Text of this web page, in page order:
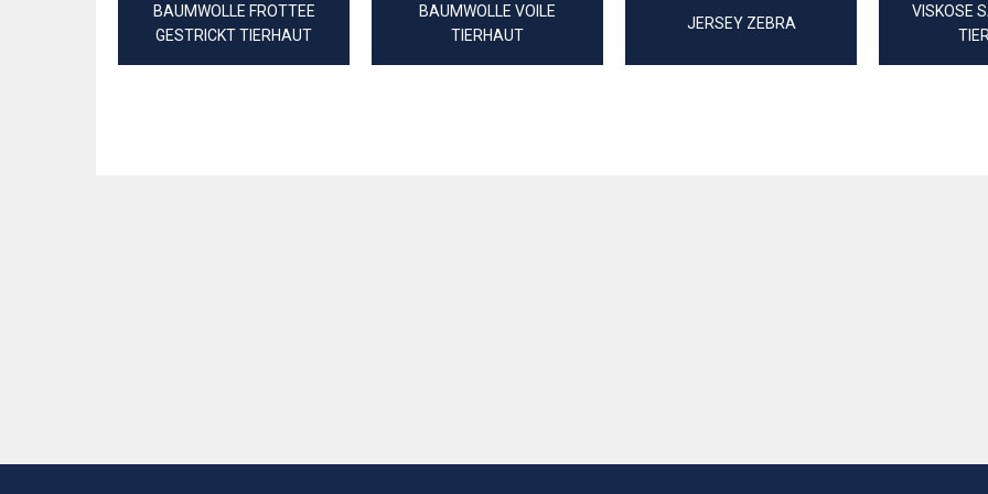
BAUMWOLLE FROTTEE
GESTRICKT TIERHAUT
BAUMWOLLE VOILE
TIERHAUT
JERSEY ZEBRA
VISKOSE